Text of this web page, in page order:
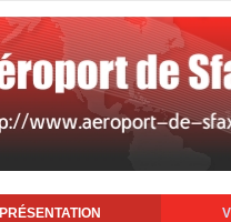
PRÉSENTATION